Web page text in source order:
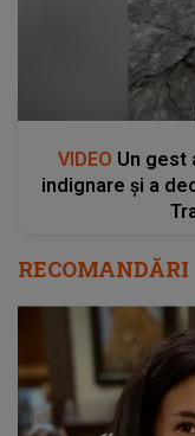
VIDEO Un gest
indignare și a
RECOMANDĂRI